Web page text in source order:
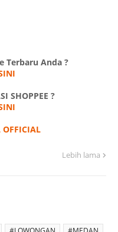
Terbaru Anda ?
SHOPPEE ?
OFFICIAL
Lebih lama